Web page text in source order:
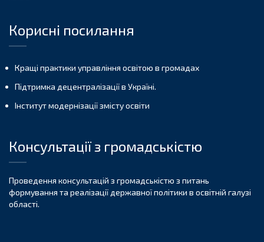
Корисні посилання
Кращі практики управління освітою в громадах
Підтримка децентралізації в Україні.
Інститут модернізації змісту освіти
Консультації з громадськістю
Проведення консультацій з громадськістю з питань
формування та реалізації державної політики в освітній галузі
області.